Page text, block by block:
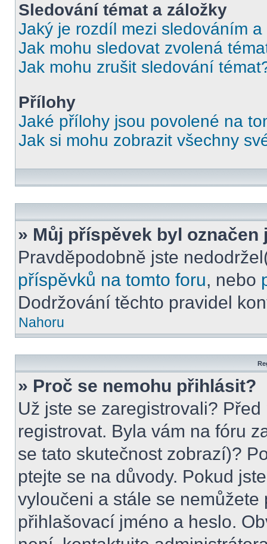
Sledování témat a záložky
Jaký je rozdíl mezi sledováním a
Jak mohu sledovat zvolená
Jak mohu zrušit sledování
Přílohy
Jaké přílohy jsou povolené na
Jak si mohu zobrazit všechny
» Můj příspěvek byl
Pravděpodobně jste
příspěvků na tomto foru, nebo
Dodržování těchto pravidel
Nahoru
» Proč se nemohu přihlásit?
Už jste se zaregistrovali?
registrovat. Byla vám na fóru
se tato skutečnost zobrazí)?
ptejte se na důvody. Pokud
vyloučeni a stále se
přihlašovací jméno a heslo.